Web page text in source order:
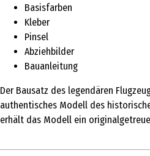
Basisfarben
Kleber
Pinsel
Abziehbilder
Bauanleitung
Der Bausatz des legendären
authentisches Modell des
erhält das Modell ein